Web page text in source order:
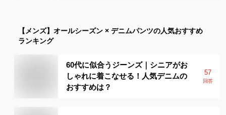
【メンズ】 オールシーズン × デニムパンツの人気おすすめ
ランキング
60代に似合うジーンズ｜シニアがお
しゃれに着こなせる！人気デニムの
おすすめは？
57
回答